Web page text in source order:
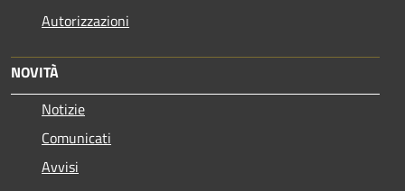
Autorizzazioni
NOVITÀ
Notizie
Comunicati
Avvisi